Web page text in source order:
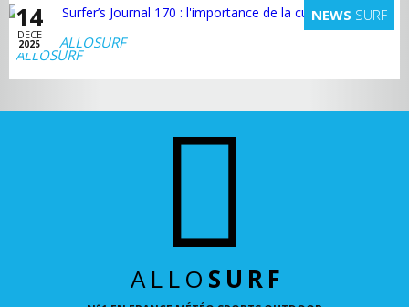
14
DECE
2025
NEWS SURF
ALLOSURF
ALLO SURF